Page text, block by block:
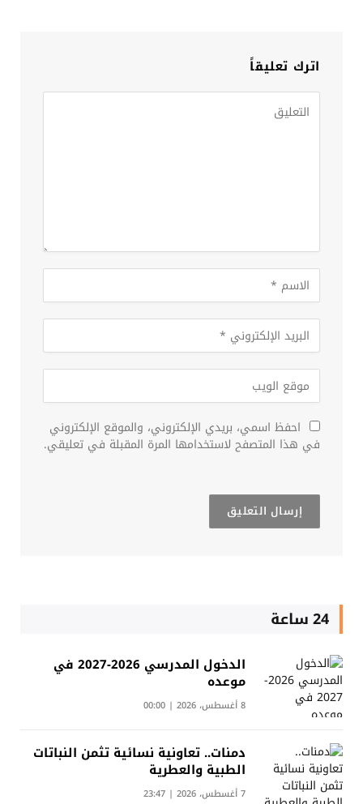
اترك تعليقاً
احفظ اسمي، بريدي الإلكتروني، والموقع الإلكتروني
في هذا المتصفح لاستخدامها المرة المقبلة في تعليقي.
24 ساعة
الدخول المدرسي 2026-2027 في
موعده
8 أغسطس، 2026 | 00:00
دمنات.. تعاونية نسائية تثمن النباتات
الطبية والعطرية
7 أغسطس، 2026 | 23:47